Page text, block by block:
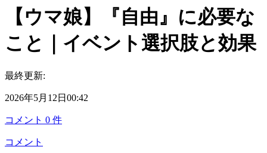
【ウマ娘】『自由』に必要な
こと｜イベント選択肢と効果
最終更新:
2026年5月12日00:42
コメント 0 件
コメント